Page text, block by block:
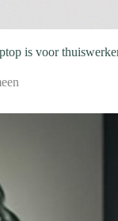
is voor